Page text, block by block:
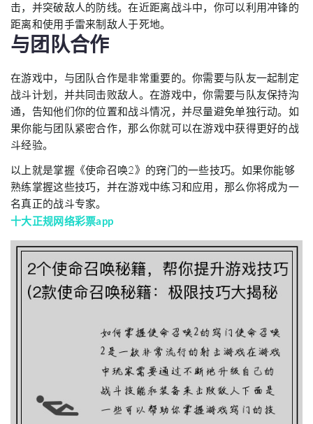
击，并突破敌人的防线。在近距离战斗中，你可以利用冲锋的
距离和使用手雷来制敌人于死地。
与团队合作
在游戏中，与团队合作是非常重要的。你需要与队友一起制定
战斗计划，并共同击败敌人。在游戏中，你需要与队友保持沟
通，告知他们你的位置和战斗情况，并尽量避免单独行动。如
果你能与团队紧密合作，那么你就可以在游戏中获得更好的战
斗经验。
以上就是掌握《使命召唤2》的窍门的一些技巧。如果你能够
熟练掌握这些技巧，并在游戏中练习和应用，那么你将成为一
名真正的战斗专家。
十大正规网络彩票app